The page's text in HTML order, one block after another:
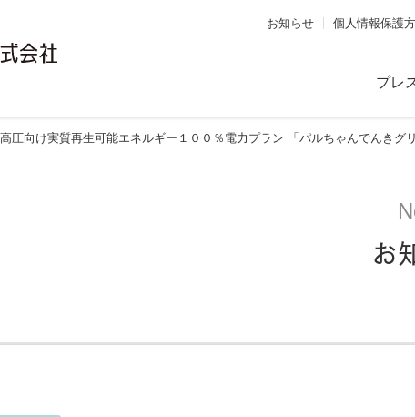
お知らせ 個人情報保護
プレ
高圧向け実質再生可能エネルギー１００％電力プラン 「パルちゃんでんきグ
お